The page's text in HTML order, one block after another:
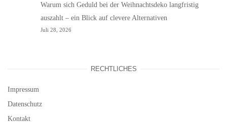
Warum sich Geduld bei der Weihnachtsdeko langfristig
auszahlt – ein Blick auf clevere Alternativen
Juli 28, 2026
RECHTLICHES
Impressum
Datenschutz
Kontakt